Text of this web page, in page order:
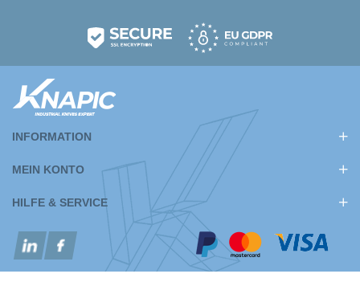
Messer für
Landwirtschaft
Metall
Über uns
INFORMATION
MEIN KONTO
HILFE & SERVICE